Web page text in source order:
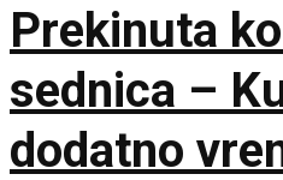
Prekinuta
sednica –
dodatno